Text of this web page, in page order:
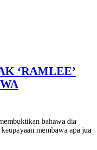
‘RAMLEE’
bahawa dia
membawa apa jua